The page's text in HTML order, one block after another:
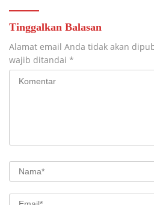
Tinggalkan Balasan
Alamat email Anda tidak akan
wajib ditandai *